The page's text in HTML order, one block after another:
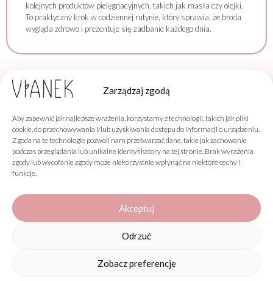
Zarządzaj zgodą
Aby zapewnić jak najlepsze wrażenia, korzystamy z technologii, takich jak pliki
cookie, do przechowywania i/lub uzyskiwania dostępu do informacji o urządzeniu.
Zgoda na te technologie pozwoli nam przetwarzać dane, takie jak zachowanie
podczas przeglądania lub unikalne identyfikatory na tej stronie. Brak wyrażenia
zgody lub wycofanie zgody może niekorzystnie wpłynąć na niektóre cechy i
funkcje.
Akceptuj
Odrzuć
Zobacz preferencje
kolejnych produktów pielęgnacyjnych, takich jak masła czy olejki.
To praktyczny krok w codziennej rutynie, który sprawia, że broda
wygląda zdrowo i prezentuje się zadbanie każdego dnia.
Sylveco sp. z o.o.
Producent Kosmetyków Naturalnych
Łąka 260F, 36-004 Łąka
Informacje